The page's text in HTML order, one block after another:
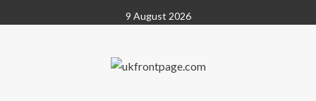
to
9 August 2026